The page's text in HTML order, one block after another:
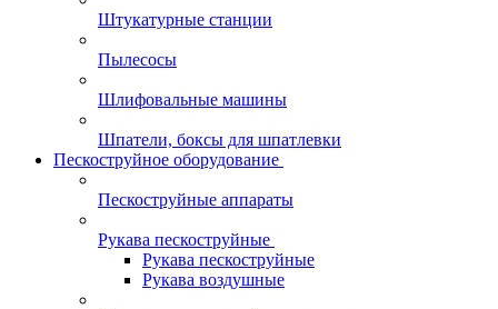
Штукатурные станции
Пылесосы
Шлифовальные машины
Шпатели, боксы для шпатлевки
Пескоструйное оборудование
Пескоструйные аппараты
Рукава пескоструйные
Рукава пескоструйные
Рукава воздушные